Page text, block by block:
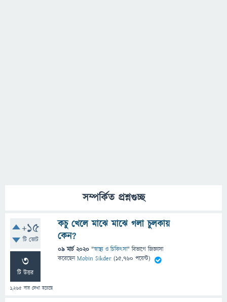
সম্পর্কিত প্রশ্নগুচ্ছ
+15
টি ভোট
3
টি উত্তর
1,265 বার দেখা হয়েছে
কচু খেলে মাঝে মাঝে গলা চুলকায়
কেন?
09 মার্চ 2020 "স্বাস্থ্য ও চিকিৎসা" বিভাগে জিজ্ঞাসা
করেছেনMobin Sikder (15,760 পয়েন্ট)